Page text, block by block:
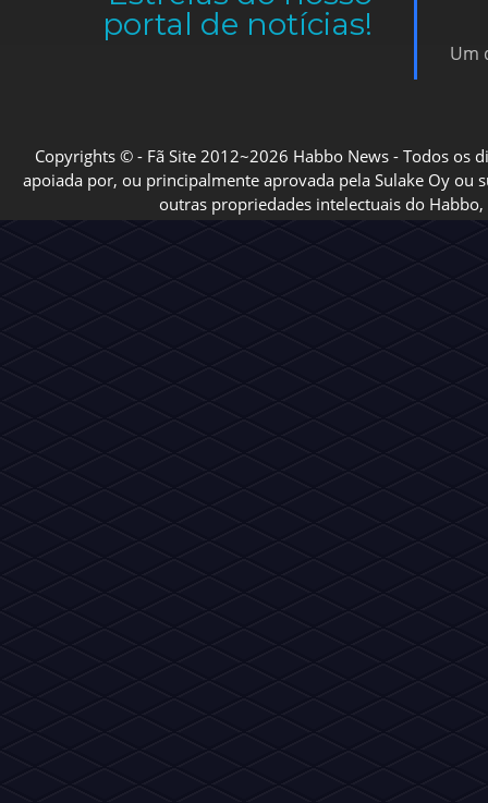
portal de notícias!
Um
Copyrights © - Fã Site 2012~2026 Habbo News - Todos os
apoiada por, ou principalmente aprovada pela Sulake Oy ou
outras propriedades intelectuais do